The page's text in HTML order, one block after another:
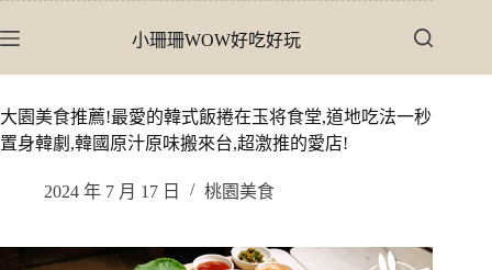
至
內
容
小珊珊WOW好吃好玩
大園美食推薦!最愛的韓式飯捲在玉将食堂,道地吃法一秒
置身韓劇,韓國原汁原味搬來台,超激推的愛店!
2024 年 7 月 17 日 桃園美食